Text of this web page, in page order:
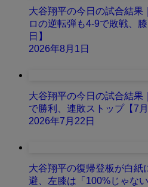
大谷翔平の今日の試合結果
ロの逆転弾も4-9で敗戦、
日】
2026年8月1日
大谷翔平の今日の試合結果
で勝利、連敗ストップ【7月
2026年7月22日
大谷翔平の復帰登板が白紙
避、左膝は「100%じゃな